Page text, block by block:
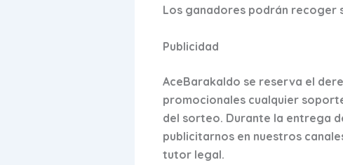
Los ganadores podrán recoger
Publicidad
AceBarakaldo se reserva el
promocionales cualquier
del sorteo. Durante la entrega
publicitarnos en nuestros
tutor legal.